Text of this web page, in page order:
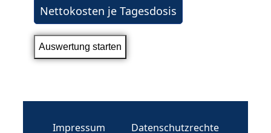
Nettokosten je Tagesdosis
Impressum
Datenschutzrechte